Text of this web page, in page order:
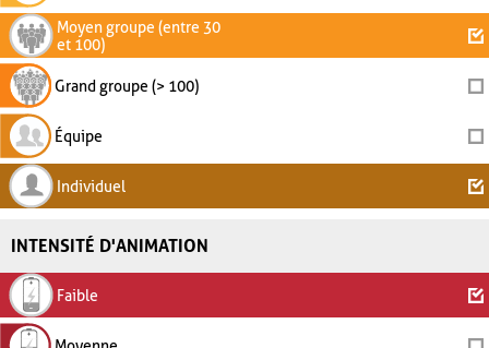
Moyen groupe (entre 30
et 100)
Grand groupe (> 100)
Équipe
Individuel
INTENSITÉ D'ANIMATION
Faible